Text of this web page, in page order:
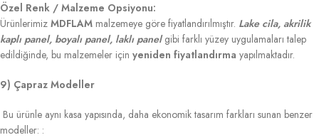
Özel Renk / Malzeme Opsiyonu:
Ürünlerimiz MDFLAM malzemeye göre fiyatlandırılmıştır. Lake cila, akrilik
kaplı panel, boyalı panel, laklı panel gibi farklı yüzey uygulamaları talep
edildiğinde, bu malzemeler için yeniden fiyatlandırma yapılmaktadır.
9) Çapraz Modeller
Bu ürünle aynı kasa yapısında, daha ekonomik tasarım farkları sunan benzer
modeller: :